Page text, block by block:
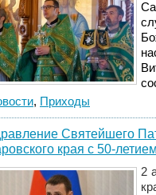
, Приходы
Святейшего
края с 50-
2